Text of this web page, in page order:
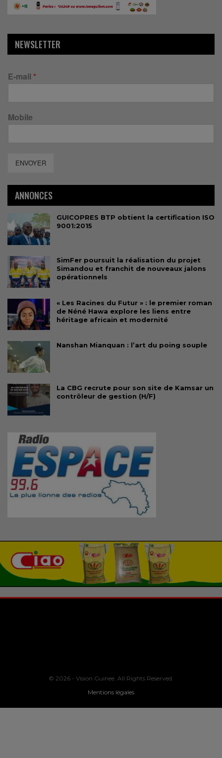
NEWSLETTER
E-mail *
Mobile
ENVOYER
ANNONCES
GUICOPRES BTP obtient la certification ISO
9001:2015
SimFer poursuit la réalisation du projet
Simandou et franchit de nouveaux jalons
opérationnels
« Les Racines du Futur » : le premier roman
de Néné Hawa explore les liens entre
héritage africain et modernité
Nanshan Mianquan : l’art du poing souple
La CBG recrute pour son site de Kamsar un
contrôleur de gestion (H/F)
© 2026 - Vision Guinee. All Rights Reserved.
Mentions légales